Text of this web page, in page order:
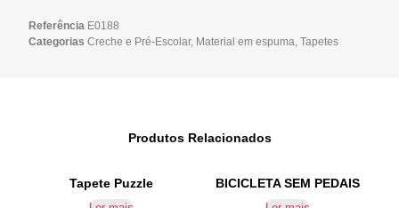
Referência E0188
Categorias Creche e Pré-Escolar, Material em espuma,Tapetes
Produtos Relacionados
Tapete Puzzle BICICLETA SEM PEDAIS